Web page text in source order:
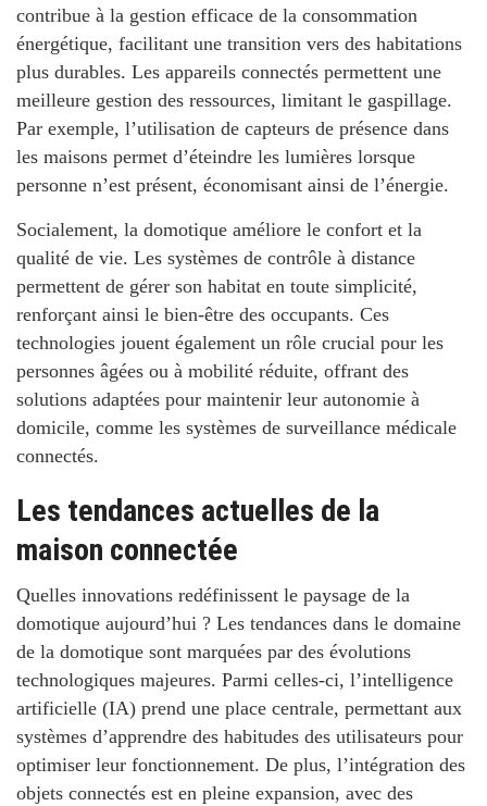
contribue à la gestion efficace de la consommation
énergétique, facilitant une transition vers des habitations
plus durables. Les appareils connectés permettent une
meilleure gestion des ressources, limitant le gaspillage.
Par exemple, l’utilisation de capteurs de présence dans
les maisons permet d’éteindre les lumières lorsque
personne n’est présent, économisant ainsi de l’énergie.
Socialement, la domotique améliore le confort et la
qualité de vie. Les systèmes de contrôle à distance
permettent de gérer son habitat en toute simplicité,
renforçant ainsi le bien-être des occupants. Ces
technologies jouent également un rôle crucial pour les
personnes âgées ou à mobilité réduite, offrant des
solutions adaptées pour maintenir leur autonomie à
domicile, comme les systèmes de surveillance médicale
connectés.
Les tendances actuelles de la
maison connectée
Quelles innovations redéfinissent le paysage de la
domotique aujourd’hui ? Les tendances dans le domaine
de la domotique sont marquées par des évolutions
technologiques majeures. Parmi celles-ci, l’intelligence
artificielle (IA) prend une place centrale, permettant aux
systèmes d’apprendre des habitudes des utilisateurs pour
optimiser leur fonctionnement. De plus, l’intégration des
objets connectés est en pleine expansion, avec des